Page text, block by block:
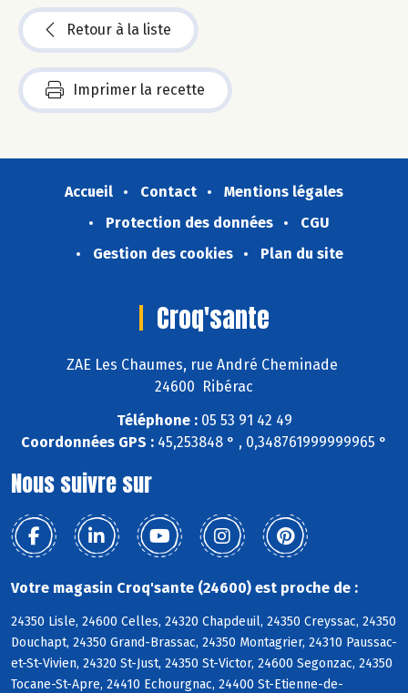
Retour à la liste
Imprimer la recette
Accueil Contact
Mentions légales
Protection des données
CGU
Gestion des cookies
Plan du site
Croq'sante
ZAE Les Chaumes, rue André Cheminade
24600 Ribérac
Téléphone :05 53 91 42 49
Coordonnées GPS : 45,253848 ° , 0,348761999999965 °
Nous suivre sur
Votre magasin Croq'sante (24600) est proche de :
24350 Lisle, 24600 Celles, 24320 Chapdeuil, 24350 Creyssac, 24350
Douchapt, 24350 Grand-Brassac, 24350 Montagrier, 24310 Paussac-
et-St-Vivien, 24320 St-Just, 24350 St-Victor, 24600 Segonzac, 24350
Tocane-St-Apre, 24410 Echourgnac, 24400 St-Etienne-de-